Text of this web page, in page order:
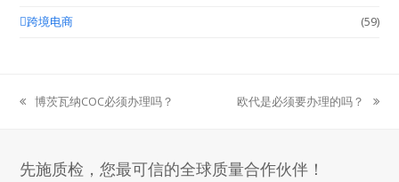
跨境电商
(59)
previous
博茨瓦纳COC必须办理吗？
next
欧代是必须要办理的吗？
先施质检，您最可信的全球质量合作伙伴！